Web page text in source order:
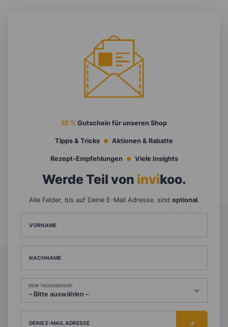
10 % Gutschein für unseren Shop
Tipps & Tricks Aktionen & Rabatte
Rezept-Empfehlungen Viele Insights
Werde Teil von invikoo.
Alle Felder, bis auf Deine E-Mail Adresse, sind optional.
VORNAME
NACHNAME
DEIN TAGESBEDARF
DEINE E-MAIL ADRESSE